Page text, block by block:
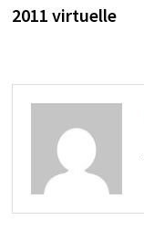
2011 virtuelle